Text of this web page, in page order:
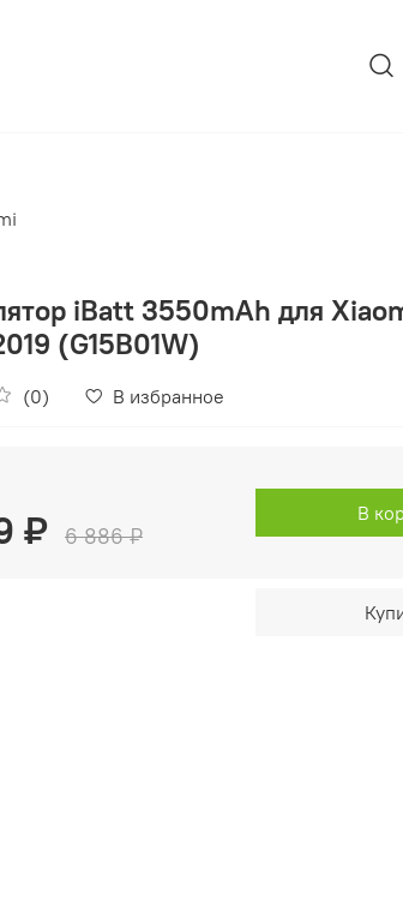
iBatt 3550mAh для
(G15B01W)
(0) В избранное
₽ 6 886 ₽
В